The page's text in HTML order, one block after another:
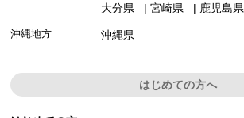
大分県
宮崎県 鹿児島県
沖縄地方 沖縄県
はじめての方へ